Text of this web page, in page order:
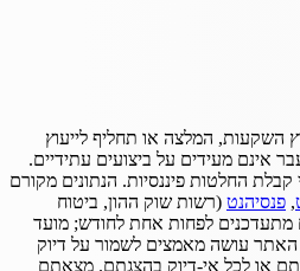
השקעות, המלצה או תחליף לייעוץ
אינם מעידים על ביצועים עתידיים.
קבלת החלטות פיננסיות. הנתונים מקורם
, פנסיהנט (רשות שוק ההון, ביטוח
מתעדכנים לפחות אחת לחודש; מועד
האתר עושה מאמצים לשמור על דיוק
או לכל אי-דיוק בהצגתם. מצאתם